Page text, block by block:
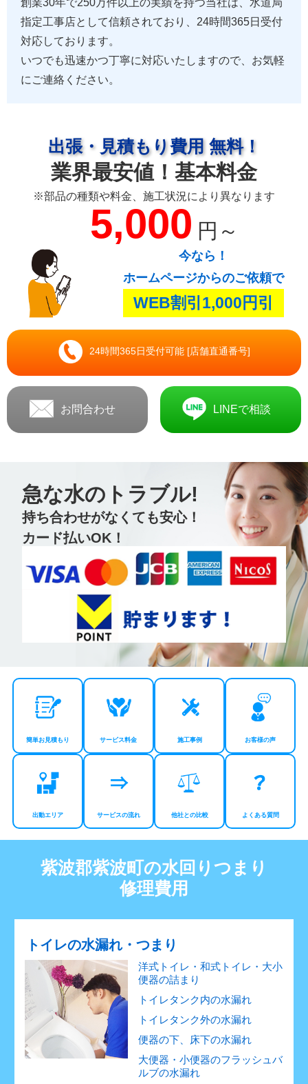
指定工事店として信頼されており、24時間365日受付
対応しております。
いつでも迅速かつ丁寧に対応いたしますので、お気軽
にご連絡ください。
出張・見積もり費用 無料！
業界最安値！基本料金
※部品の種類や料金、施工状況により異なります
5,000円～
今なら！
ホームページからのご依頼で
WEB割引1,000円引
24時間365日受付可能 [店舗直通番号]
お問合わせ LINEで相談
急な水のトラブル!
持ち合わせがなくても安心！
カード払いOK！
簡単お見積もり サービス料金 施工事例 お客様の声
出動エリア サービスの流れ 他社との比較 よくある質問
紫波郡紫波町の水回りつまり
修理費用
トイレの水漏れ・つまり
洋式トイレ・和式トイレ・大小
便器の詰まり
トイレタンク内の水漏れ
トイレタンク外の水漏れ
便器の下、床下の水漏れ
大便器・小便器のフラッシュバ
ルブの水漏れ